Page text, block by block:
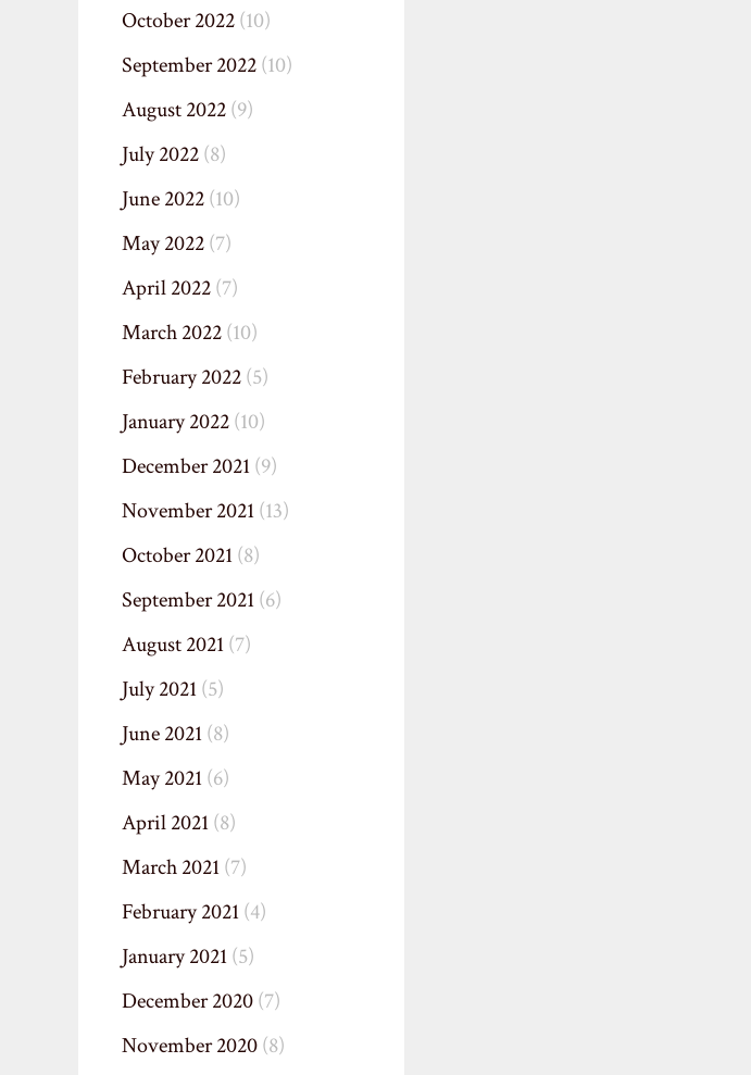
October 2022(10)
September 2022(10)
August 2022(9)
July 2022(8)
June 2022(10)
May 2022(7)
April 2022(7)
March 2022(10)
February 2022(5)
January 2022(10)
December 2021(9)
November 2021(13)
October 2021(8)
September 2021(6)
August 2021(7)
July 2021(5)
June 2021(8)
May 2021(6)
April 2021(8)
March 2021(7)
February 2021(4)
January 2021(5)
December 2020(7)
November 2020(8)